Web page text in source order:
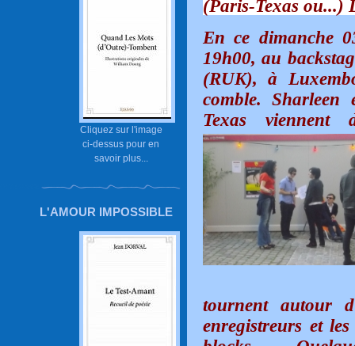
Cliquez sur l'image
ci-dessus pour en
savoir plus...
L'AMOUR IMPOSSIBLE
(Paris-Texas
En ce dimanche
19h00, au
(RUK), à
comble. Sharleen
Texas
tournent autour
enregistreurs et